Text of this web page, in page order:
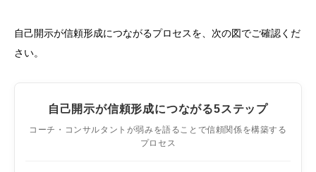
自己開示が信頼形成につながるプロセスを、次の図でご確認くだ
さい。
自己開示が信頼形成につながる5ステップ
コーチ・コンサルタントが弱みを語ることで信頼関係を構築する
プロセス